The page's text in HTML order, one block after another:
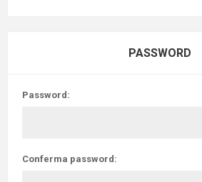
PASSWORD
Password:
Conferma password: